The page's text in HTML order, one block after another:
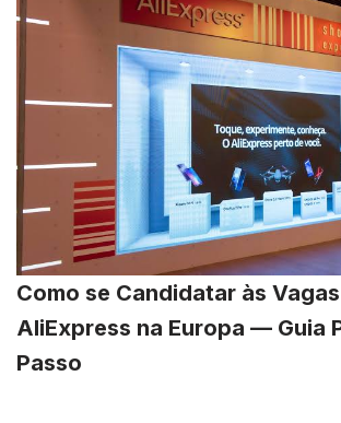
Como se Candidatar às
AliExpress na Europa — Guia
Passo